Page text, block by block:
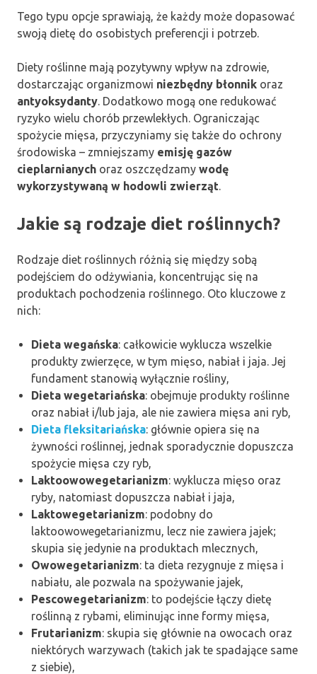
Tego typu opcje sprawiają, że każdy może dopasować
swoją dietę do osobistych preferencji i potrzeb.
Diety roślinne mają pozytywny wpływ na zdrowie,
dostarczając organizmowi niezbędny błonnik oraz
antyoksydanty. Dodatkowo mogą one redukować
ryzyko wielu chorób przewlekłych. Ograniczając
spożycie mięsa, przyczyniamy się także do ochrony
środowiska – zmniejszamy emisję gazów
cieplarnianych oraz oszczędzamy wodę
wykorzystywaną w hodowli zwierząt.
Jakie są rodzaje diet roślinnych?
Rodzaje diet roślinnych różnią się między sobą
podejściem do odżywiania, koncentrując się na
produktach pochodzenia roślinnego. Oto kluczowe z
nich:
Dieta wegańska: całkowicie wyklucza wszelkie
produkty zwierzęce, w tym mięso, nabiał i jaja. Jej
fundament stanowią wyłącznie rośliny,
Dieta wegetariańska: obejmuje produkty roślinne
oraz nabiał i/lub jaja, ale nie zawiera mięsa ani ryb,
Dieta fleksitariańska: głównie opiera się na
żywności roślinnej, jednak sporadycznie dopuszcza
spożycie mięsa czy ryb,
Laktoowowegetarianizm: wyklucza mięso oraz
ryby, natomiast dopuszcza nabiał i jaja,
Laktowegetarianizm: podobny do
laktoowowegetarianizmu, lecz nie zawiera jajek;
skupia się jedynie na produktach mlecznych,
Owowegetarianizm: ta dieta rezygnuje z mięsa i
nabiału, ale pozwala na spożywanie jajek,
Pescowegetarianizm: to podejście łączy dietę
roślinną z rybami, eliminując inne formy mięsa,
Frutarianizm: skupia się głównie na owocach oraz
niektórych warzywach (takich jak te spadające same
z siebie),